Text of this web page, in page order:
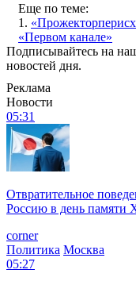
Еще по теме:
1.
«Первом канале»
Подписывайтесь на
новостей дня.
Реклама
Новости
05:31
Отвратительное
Россию в день памяти
corner
Политика Москва
05:27